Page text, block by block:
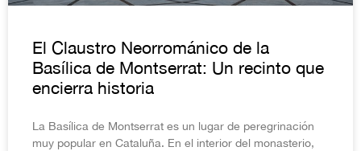
El Claustro Neorrománico de la
Basílica de Montserrat: Un recinto que
encierra historia
La Basílica de Montserrat es un lugar de peregrinación
muy popular en Cataluña. En el interior del monasterio,